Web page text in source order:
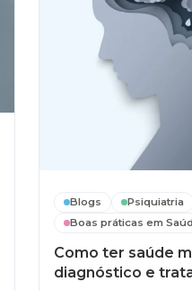
Blogs Psiquiatria
Boas práticas em
Como ter saúde
diagnóstico e